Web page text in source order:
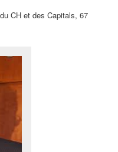
CH et des Capitals, 67